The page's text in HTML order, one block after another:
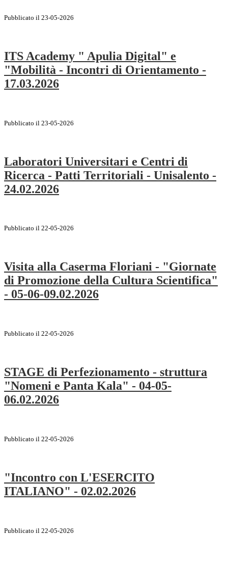
Pubblicato il 23-05-2026
ITS Academy " Apulia Digital" e
"Mobilità - Incontri di Orientamento -
17.03.2026
Pubblicato il 23-05-2026
Laboratori Universitari e Centri di
Ricerca - Patti Territoriali - Unisalento -
24.02.2026
Pubblicato il 22-05-2026
Visita alla Caserma Floriani - "Giornate
di Promozione della Cultura Scientifica"
- 05-06-09.02.2026
Pubblicato il 22-05-2026
STAGE di Perfezionamento - struttura
"Nomeni e Panta Kala" - 04-05-
06.02.2026
Pubblicato il 22-05-2026
"Incontro con L'ESERCITO
ITALIANO" - 02.02.2026
Pubblicato il 22-05-2026